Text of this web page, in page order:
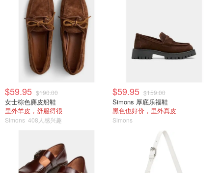
$59.95 $190.00
女士棕色麂皮船鞋
里外羊皮，舒服得很
Simons 408人感兴趣
$59.95 $159.00
Simons 厚底乐福鞋
黑色也好价，里外真皮
Simons